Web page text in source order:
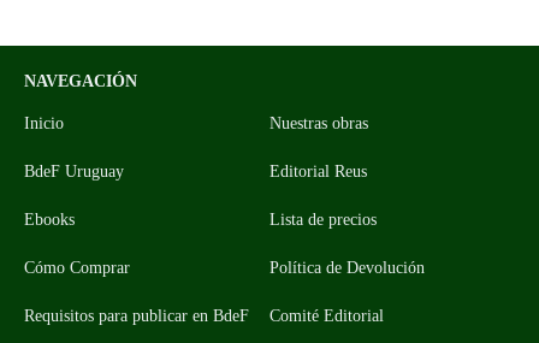
NAVEGACIÓN
Inicio Nuestras obras
BdeF Uruguay Editorial Reus
Ebooks Lista de precios
Cómo Comprar Política de Devolución
Requisitos para publicar en BdeF Comité Editorial